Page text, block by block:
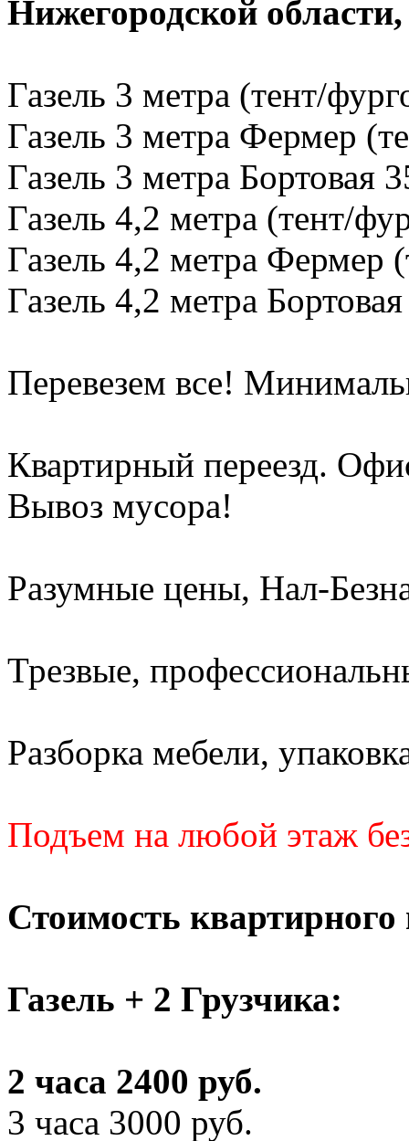
Нижегородской
Газель 3 метра (тент/
Газель 3 метра Фермер
Газель 3 метра Бортовая
Газель 4,2 метра (тент/
Газель 4,2 метра Фермер
Газель 4,2 метра
Перевезем все!
Квартирный переезд.
Вывоз мусора!
Разумные цены, Нал-
Трезвые,
Разборка мебели,
Подъем на любой этаж
Стоимость квартирного
Газель + 2 Грузчика:
2 часа 2400 руб.
3 часа 3000 руб.